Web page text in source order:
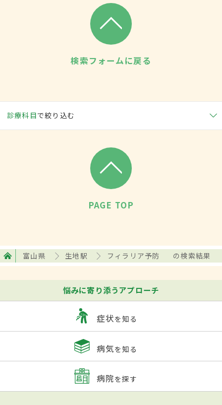
検索フォームに戻る
診療科目で絞り込む
PAGE TOP
富山県 生地駅 フィラリア予防 の検索結果
悩みに寄り添うアプローチ
症状を知る
病気を知る
病院を探す